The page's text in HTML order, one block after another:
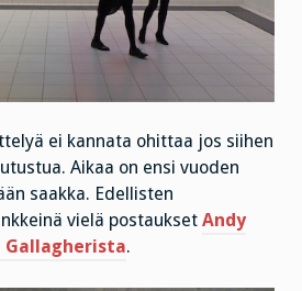
ei kannata ohittaa jos siihen
Aikaa on ensi vuoden
saakka. Edellisten
vielä postaukset Andy
Gallagherista.